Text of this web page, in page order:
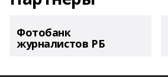
Фотобанк
журналистов РБ